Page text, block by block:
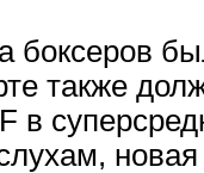
боксеров
также
в
новая